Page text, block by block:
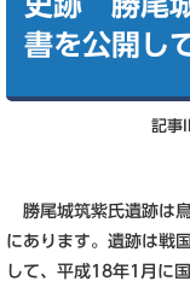
書を公開し
記事
勝尾城筑紫氏遺跡は
にあります。遺跡は戦
して、平成18年1月に